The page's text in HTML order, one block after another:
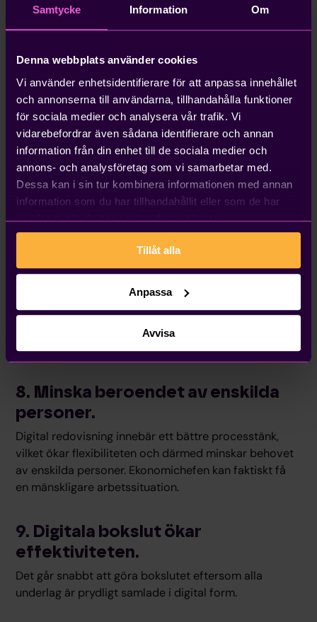
Samtycke Information Om
Denna webbplats använder cookies
Vi använder enhetsidentifierare för att anpassa innehållet
och annonserna till användarna, tillhandahålla funktioner
för sociala medier och analysera vår trafik. Vi
vidarebefordrar även sådana identifierare och annan
information från din enhet till de sociala medier och
annons- och analysföretag som vi samarbetar med.
Dessa kan i sin tur kombinera informationen med annan
information som du har tillhandahållit eller som de har
samlat in när du har använt deras tjänster.
Tillåt alla
Anpassa
Avvisa
Genom rätt processtyrning kan mycket automatiseras
riktigt. Genom en komplett tjänst för allt ifrån kund-
lön, rapporter och redovisningskonsultation så frigörs
tid och organisationen kan fokusera på sin
kärnverksamhet.
6. Redovisning on-demand – ger
dig maximal fysisk frihet.
närsomhelst. Du är inte beroende av pärmar på
7. Digital lagring ökar säkerheten.
Maximal säkerhet genom en trygg fysisk förvaring och
en digital bokföring i molnet, som hanteras med
högsta säkerhet.
8. Minska beroendet av enskilda
personer.
Digital redovisning innebär ett bättre processtänk,
vilket ökar flexibiliteten och därmed minskar behovet
av enskilda personer. Ekonomichefen kan faktiskt få
en mänskligare arbetssituation.
9. Digitala bokslut ökar
effektiviteten.
Det går snabbt att göra bokslutet eftersom alla
underlag är prydligt samlade i digital form.